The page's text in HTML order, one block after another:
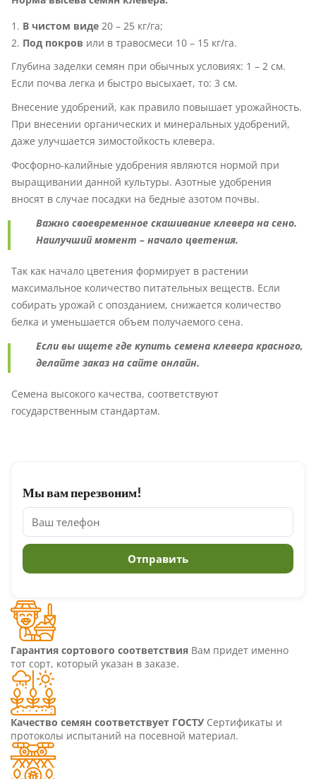
В чистом виде 20 – 25 кг/га;
Под покров или в травосмеси 10 – 15 кг/га.
Глубина заделки семян при обычных условиях: 1 – 2 см.
Если почва легка и быстро высыхает, то: 3 см.
Внесение удобрений, как правило повышает урожайность.
При внесении органических и минеральных удобрений,
даже улучшается зимостойкость клевера.
Фосфорно-калийные удобрения являются нормой при
выращивании данной культуры. Азотные удобрения
вносят в случае посадки на бедные азотом почвы.
Важно своевременное скашивание клевера на сено.
Наилучший момент – начало цветения.
Так как начало цветения формирует в растении
максимальное количество питательных веществ. Если
собирать урожай с опозданием, снижается количество
белка и уменьшается объем получаемого сена.
Если вы ищете где купить семена клевера красного,
делайте заказ на сайте онлайн.
Семена высокого качества, соответствуют
государственным стандартам.
Мы вам перезвоним!
Гарантия сортового соответствия Вам придет именно
тот сорт, который указан в заказе.
Качество семян соответствует ГОСТУ Сертификаты и
протоколы испытаний на посевной материал.